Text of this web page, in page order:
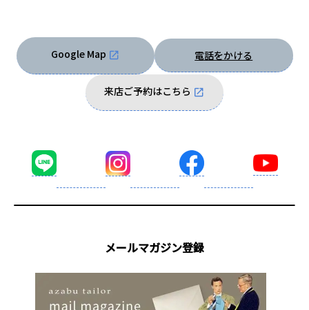
Google Map 電話をかける
来店ご予約はこちら
メールマガジン登録